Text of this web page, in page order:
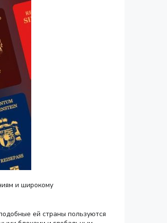
и широкому
ей страны пользуются